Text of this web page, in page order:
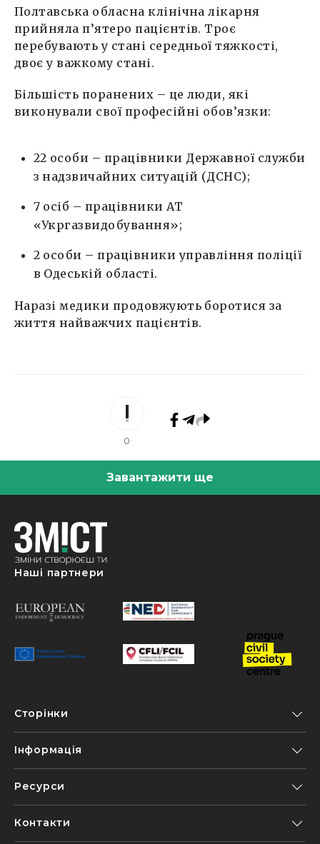
Полтавська обласна клінічна лікарня
прийняла п’ятеро пацієнтів. Троє
перебувають у стані середньої тяжкості,
двоє у важкому стані.
Більшість поранених – це люди, які
виконували свої професійні обов’язки:
22 особи – працівники Державної служби
з надзвичайних ситуацій (ДСНС);
7 осіб – працівники АТ
«Укргазвидобування»;
2 особи – працівники управління поліції
в Одеській області.
Наразі медики продовжують боротися за
життя найважчих пацієнтів.
0
Завантажити ще
Наші партнери
Сторінки
Інформація
Ресурси
Контакти